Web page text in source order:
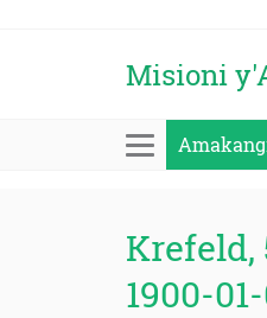
Misioni
Krefeld,
1900-